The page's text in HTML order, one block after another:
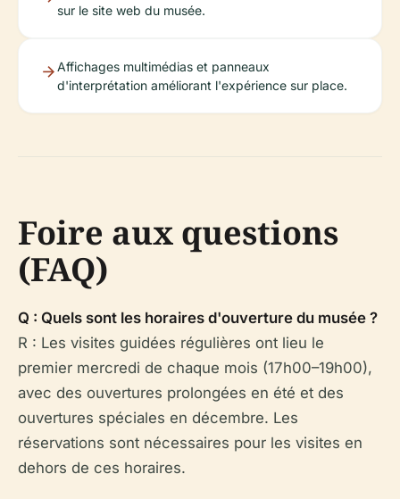
sur le site web du musée.
Affichages multimédias et panneaux
d'interprétation améliorant l'expérience sur place.
Foire aux questions
(FAQ)
Q : Quels sont les horaires d'ouverture du musée ?
R : Les visites guidées régulières ont lieu le
premier mercredi de chaque mois (17h00–19h00),
avec des ouvertures prolongées en été et des
ouvertures spéciales en décembre. Les
réservations sont nécessaires pour les visites en
dehors de ces horaires.